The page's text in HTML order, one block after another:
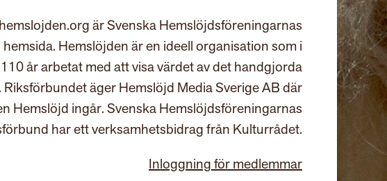
hemslojden.org är Svenska Hemslöjdsföreningarnas
Hemslöjden är en ideell organisation som i
år arbetat med att visa värdet av det handgjorda
Riksförbundet äger Hemslöjd Media Sverige AB där
Hemslöjd ingår. Svenska Hemslöjdsföreningarnas
har ett verksamhetsbidrag från Kulturrådet.
Inloggning för medlemmar